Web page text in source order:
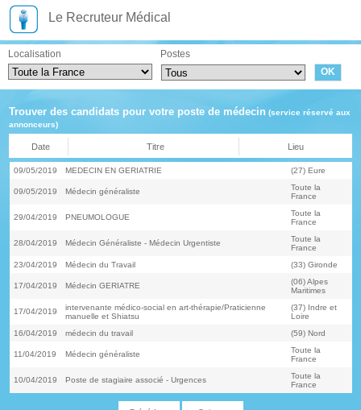
Le Recruteur Médical
Localisation Postes
Trouver des candidats pour votre poste de médecin (service réservé aux
annonceurs)
Date Titre Lieu
09/05/2019 MEDECIN EN GERIATRIE (27) Eure
09/05/2019 Médecin généraliste
Toute la
France
29/04/2019 PNEUMOLOGUE
Toute la
France
28/04/2019 Médecin Généraliste - Médecin Urgentiste
Toute la
France
23/04/2019
Médecin du Travail (33) Gironde
17/04/2019 Médecin GERIATRE
(06) Alpes
Maritimes
17/04/2019
intervenante médico-social en art-thérapie/Praticienne
manuelle et Shiatsu
(37) Indre et
Loire
16/04/2019
médecin du travail (59) Nord
11/04/2019 Médecin généraliste
Toute la
France
10/04/2019 Poste de stagiaire associé - Urgences
Toute la
France